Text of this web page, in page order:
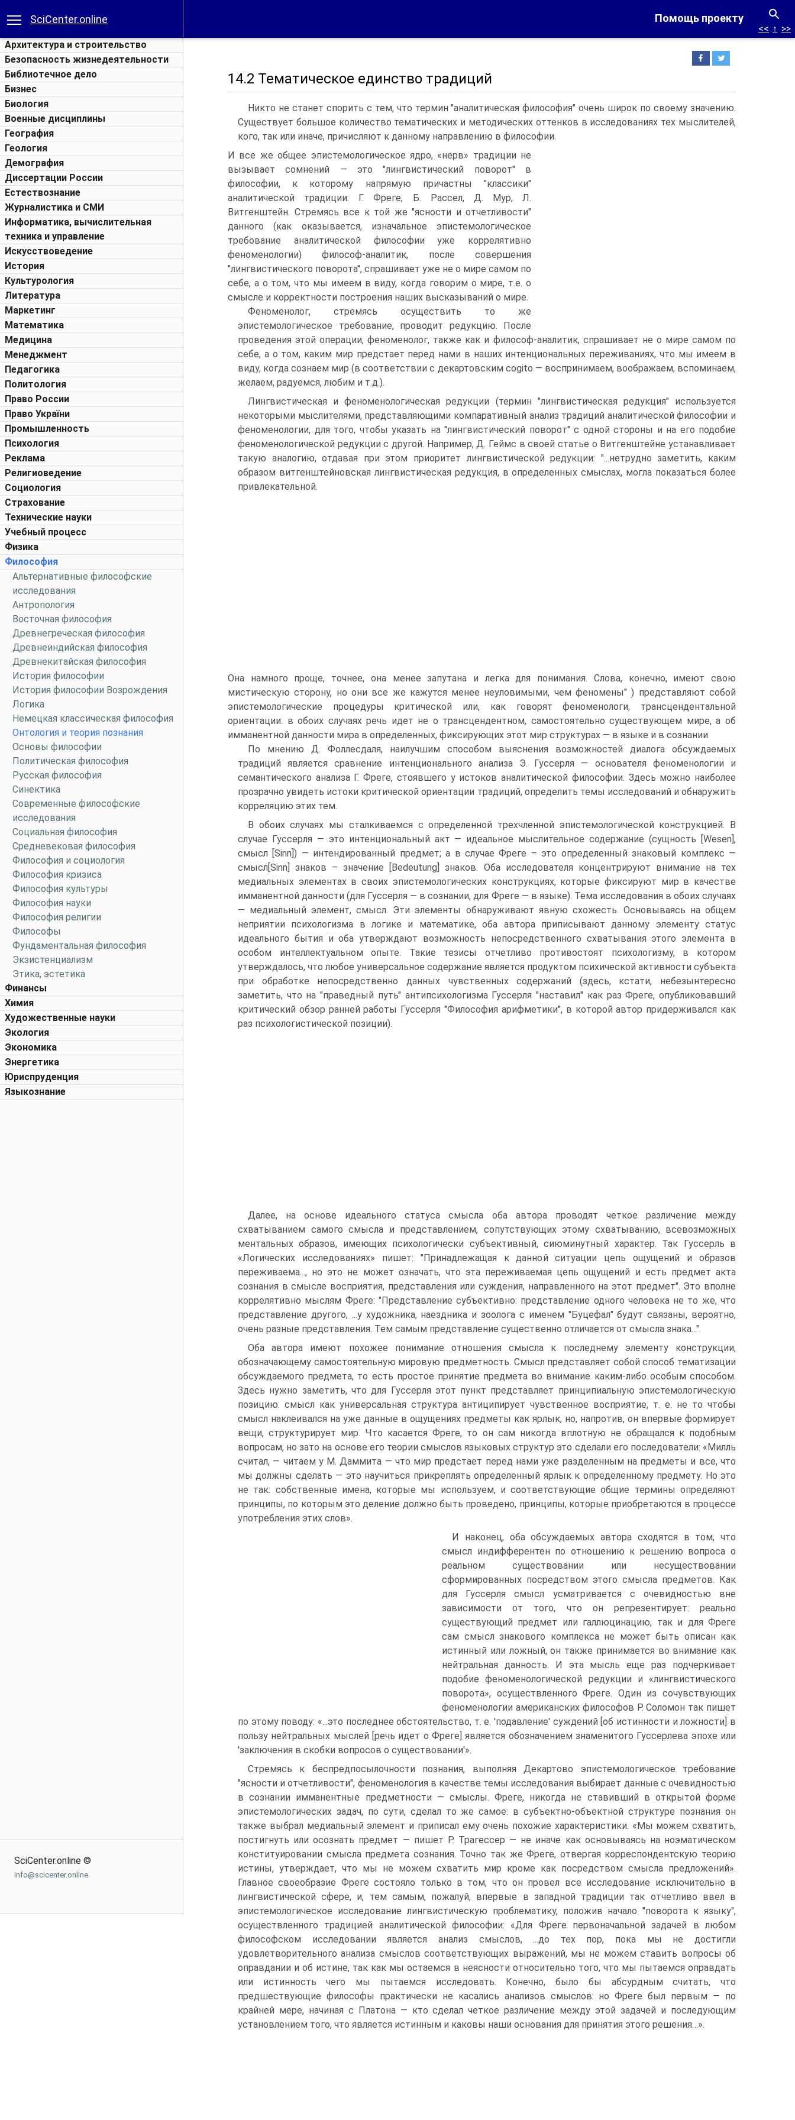
Помощь проекту
SciCenter.online
Архитектура и строительство
Безопасность жизнедеятельности
Библиотечное дело
Бизнес
Биология
Военные дисциплины
География
Геология
Демография
Диссертации России
Естествознание
Журналистика и СМИ
Информатика, вычислительная
техника и управление
Искусствоведение
История
Культурология
Литература
Маркетинг
Математика
Медицина
Менеджмент
Педагогика
Политология
Право России
Право України
Промышленность
Психология
Реклама
Религиоведение
Социология
Страхование
Технические науки
Учебный процесс
Физика
Философия
Альтернативные философские
исследования
Антропология
Восточная философия
Древнегреческая философия
Древнеиндийская философия
Древнекитайская философия
История философии
История философии Возрождения
Логика
Немецкая классическая философия
Онтология и теория познания
Основы философии
Политическая философия
Русская философия
Синектика
Современные философские
исследования
Социальная философия
Средневековая философия
Философия и социология
Философия кризиса
Философия культуры
Философия науки
Философия религии
Философы
Фундаментальная философия
Экзистенциализм
Этика, эстетика
Финансы
Химия
Художественные науки
Экология
Экономика
Энергетика
Юриспруденция
Языкознание
SciCenter.online ©
info@scicenter.online
<< ↑ >>
14.2 Тематическое единство традиций
Никто не станет спорить с тем, что термин "аналитическая философия" очень широк по своему значению.
Существует большое количество тематических и методических оттенков в исследованиях тех мыслителей,
кого, так или иначе, причисляют к данному направлению в философии.
И все же общее эпистемологическое ядро, «нерв» традиции не
вызывает сомнений — это "лингвистический поворот" в
философии, к которому напрямую причастны "классики"
аналитической традиции: Г. Фреге, Б. Рассел, Д. Мур, Л.
Витгенштейн. Стремясь все к той же "ясности и отчетливости"
данного (как оказывается, изначальное эпистемологическое
требование аналитической философии уже коррелятивно
феноменологии) философ-аналитик, после совершения
"лингвистического поворота", спрашивает уже не о мире самом по
себе, а о том, что мы имеем в виду, когда говорим о мире, т.е. о
смысле и корректности построения наших высказываний о мире.
Феноменолог, стремясь осуществить то же
эпистемологическое требование, проводит редукцию. После
проведения этой операции, феноменолог, также как и философ-аналитик, спрашивает не о мире самом по
себе, а о том, каким мир предстает перед нами в наших интенциональных переживаниях, что мы имеем в
виду, когда сознаем мир (в соответствии с декартовским cogito — воспринимаем, воображаем, вспоминаем,
желаем, радуемся, любим и т.д.).
Лингвистическая и феноменологическая редукции (термин "лингвистическая редукция" используется
некоторыми мыслителями, представляющими компаративный анализ традиций аналитической философии и
феноменологии, для того, чтобы указать на "лингвистический поворот" с одной стороны и на его подобие
феноменологической редукции с другой. Например, Д. Геймс в своей статье о Витгенштейне устанавливает
такую аналогию, отдавая при этом приоритет лингвистической редукции: "...нетрудно заметить, каким
образом витгенштейновская лингвистическая редукция, в определенных смыслах, могла показаться более
привлекательной.
Она намного проще, точнее, она менее запутана и легка для понимания. Слова, конечно, имеют свою
мистическую сторону, но они все же кажутся менее неуловимыми, чем феномены" ) представляют собой
эпистемологические процедуры критической или, как говорят феноменологи, трансцендентальной
ориентации: в обоих случаях речь идет не о трансцендентном, самостоятельно существующем мире, а об
имманентной данности мира в определенных, фиксирующих этот мир структурах — в языке и в сознании.
По мнению Д. Фоллесдаля, наилучшим способом выяснения возможностей диалога обсуждаемых
традиций является сравнение интенционального анализа Э. Гуссерля — основателя феноменологии и
семантического анализа Г. Фреге, стоявшего у истоков аналитической философии. Здесь можно наиболее
прозрачно увидеть истоки критической ориентации традиций, определить темы исследований и обнаружить
корреляцию этих тем.
В обоих случаях мы сталкиваемся с определенной трехчленной эпистемологической конструкцией. В
случае Гуссерля — это интенциональный акт — идеальное мыслительное содержание (сущность [Wesen],
смысл [Sinn]) — интендированный предмет; а в случае Фреге – это определенный знаковый комплекс —
смысл[Sinn] знаков – значение [Bedeutung] знаков. Оба исследователя концентрируют внимание на тех
медиальных элементах в своих эпистемологических конструкциях, которые фиксируют мир в качестве
имманентной данности (для Гуссерля — в сознании, для Фреге — в языке). Тема исследования в обоих случаях
— медиальный элемент, смысл. Эти элементы обнаруживают явную схожесть. Основываясь на общем
неприятии психологизма в логике и математике, оба автора приписывают данному элементу статус
идеального бытия и оба утверждают возможность непосредственного схватывания этого элемента в
особом интеллектуальном опыте. Такие тезисы отчетливо противостоят психологизму, в котором
утверждалось, что любое универсальное содержание является продуктом психической активности субъекта
при обработке непосредственно данных чувственных содержаний (здесь, кстати, небезынтересно
заметить, что на "праведный путь" антипсихологизма Гуссерля "наставил" как раз Фреге, опубликовавший
критический обзор ранней работы Гуссерля "Философия арифметики", в которой автор придерживался как
раз психологистической позиции).
Далее, на основе идеального статуса смысла оба автора проводят четкое различение между
схватыванием самого смысла и представлением, сопутствующих этому схватыванию, всевозможных
ментальных образов, имеющих психологически субъективный, сиюминутный характер. Так Гуссерль в
«Логических исследованиях» пишет: "Принадлежащая к данной ситуации цепь ощущений и образов
переживаема..., но это не может означать, что эта переживаемая цепь ощущений и есть предмет акта
сознания в смысле восприятия, представления или суждения, направленного на этот предмет". Это вполне
коррелятивно мыслям Фреге: "Представление субъективно: представление одного человека не то же, что
представление другого, ...у художника, наездника и зоолога с именем "Буцефал" будут связаны, вероятно,
очень разные представления. Тем самым представление существенно отличается от смысла знака...".
Оба автора имеют похожее понимание отношения смысла к последнему элементу конструкции,
обозначающему самостоятельную мировую предметность. Смысл представляет собой способ тематизации
обсуждаемого предмета, то есть простое принятие предмета во внимание каким-либо особым способом.
Здесь нужно заметить, что для Гуссерля этот пункт представляет принципиальную эпистемологическую
позицию: смысл как универсальная структура антиципирует чувственное восприятие, т. е. не то чтобы
смысл наклеивался на уже данные в ощущениях предметы как ярлык, но, напротив, он впервые формирует
вещи, структурирует мир. Что касается Фреге, то он сам никогда вплотную не обращался к подобным
вопросам, но зато на основе его теории смыслов языковых структур это сделали его последователи: «Милль
считал, — читаем у М. Даммита — что мир предстает перед нами уже разделенным на предметы и все, что
мы должны сделать — это научиться прикреплять определенный ярлык к определенному предмету. Но это
не так: собственные имена, которые мы используем, и соответствующие общие термины определяют
принципы, по которым это деление должно быть проведено, принципы, которые приобретаются в процессе
употребления этих слов».
И наконец, оба обсуждаемых автора сходятся в том, что
смысл индифферентен по отношению к решению вопроса о
реальном существовании или несуществовании
сформированных посредством этого смысла предметов. Как
для Гуссерля смысл усматривается с очевидностью вне
зависимости от того, что он репрезентирует: реально
существующий предмет или галлюцинацию, так и для Фреге
сам смысл знакового комплекса не может быть описан как
истинный или ложный, он также принимается во внимание как
нейтральная данность. И эта мысль еще раз подчеркивает
подобие феноменологической редукции и «лингвистического
поворота», осуществленного Фреге. Один из сочувствующих
феноменологии американских философов Р. Соломон так пишет
по этому поводу: «...это последнее обстоятельство, т. е. 'подавление' суждений [об истинности и ложности] в
пользу нейтральных мыслей [речь идет о Фреге] является обозначением знаменитого Гуссерлева эпохе или
'заключения в скобки вопросов о существовании'».
Стремясь к беспредпосылочности познания, выполняя Декартово эпистемологическое требование
"ясности и отчетливости", феноменология в качестве темы исследования выбирает данные с очевидностью
в сознании имманентные предметности — смыслы. Фреге, никогда не ставивший в открытой форме
эпистемологических задач, по сути, сделал то же самое: в субъектно-объектной структуре познания он
также выбрал медиальный элемент и приписал ему очень похожие характеристики. «Мы можем схватить,
постигнуть или осознать предмет — пишет Р. Трагессер — не иначе как основываясь на ноэматическом
конституировании смысла предмета сознания. Точно так же Фреге, отвергая корреспондентскую теорию
истины, утверждает, что мы не можем схватить мир кроме как посредством смысла предложений».
Главное своеобразие Фреге состояло только в том, что он провел все исследование исключительно в
лингвистической сфере, и, тем самым, пожалуй, впервые в западной традиции так отчетливо ввел в
эпистемологическое исследование лингвистическую проблематику, положив начало "поворота к языку",
осуществленного традицией аналитической философии: «Для Фреге первоначальной задачей в любом
философском исследовании является анализ смыслов, ...до тех пор, пока мы не достигли
удовлетворительного анализа смыслов соответствующих выражений, мы не можем ставить вопросы об
оправдании и об истине, так как мы остаемся в неясности относительно того, что мы пытаемся оправдать
или истинность чего мы пытаемся исследовать. Конечно, было бы абсурдным считать, что
предшествующие философы практически не касались анализов смыслов: но Фреге был первым — по
крайней мере, начиная с Платона — кто сделал четкое различение между этой задачей и последующим
установлением того, что является истинным и каковы наши основания для принятия этого решения…».